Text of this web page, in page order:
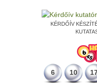
KÉRDŐÍV
6 10